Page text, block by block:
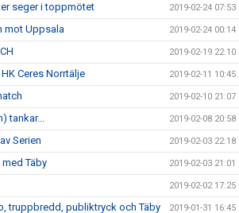
seger i toppmötet 2019-02-24 07:53
mot Uppsala 2019-02-24 00:14
2019-02-19 22:10
Ceres Norrtälje 2019-02-11 10:45
2019-02-10 21:07
tankar... 2019-02-08 20:58
Serien 2019-02-03 22:18
Täby 2019-02-03 21:01
2019-02-02 17:25
truppbredd, publiktryck och Täby 2019-01-31 16:45